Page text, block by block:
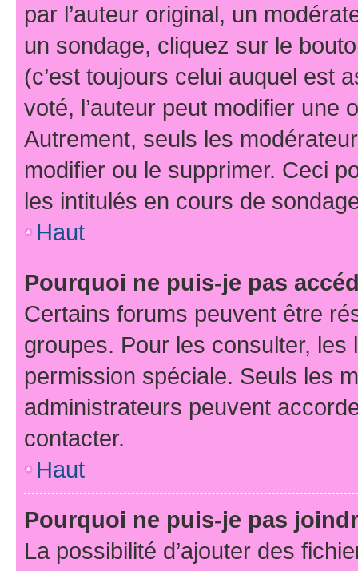
par l’auteur original, un
un sondage, cliquez sur le
(c’est toujours celui auquel est
voté, l’auteur peut modifier une
Autrement, seuls les
modifier ou le supprimer. Ceci
les intitulés en cours de
Haut
Pourquoi ne puis-je pas
Certains forums peuvent être
groupes. Pour les consulter,
permission spéciale. Seuls les
administrateurs peuvent
contacter.
Haut
Pourquoi ne puis-je pas
La possibilité d’ajouter des